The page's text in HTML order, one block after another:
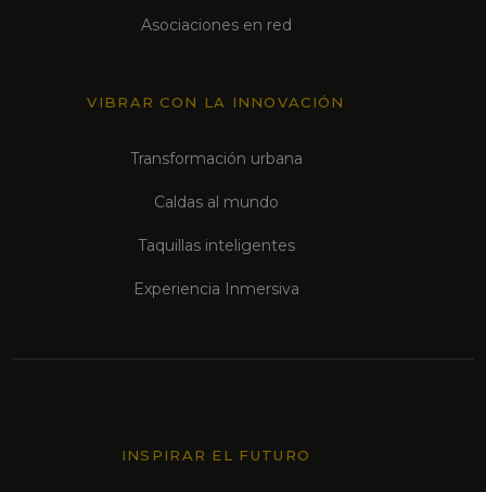
Asociaciones en red
VIBRAR CON LA INNOVACIÓN
Transformación urbana
Caldas al mundo
Taquillas inteligentes
Experiencia Inmersiva
INSPIRAR EL FUTURO